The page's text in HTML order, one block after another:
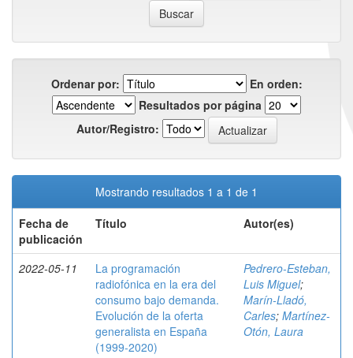
Ordenar por:
En orden:
Resultados por página
Autor/Registro:
Mostrando resultados 1 a 1 de 1
Fecha de
publicación
Título Autor(es)
2022-05-11
La programación
radiofónica en la era del
consumo bajo demanda.
Evolución de la oferta
generalista en España
(1999-2020)
Pedrero-Esteban,
Luis Miguel;
Marín-Lladó,
Carles; Martínez-
Otón, Laura